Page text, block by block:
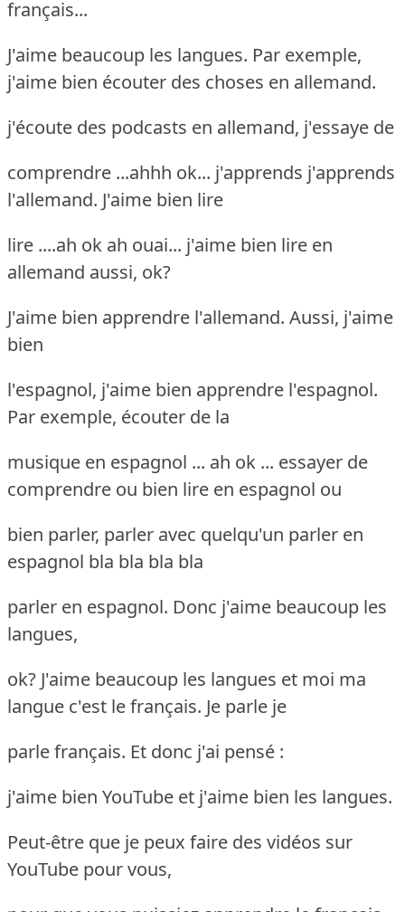
français...
J'aime beaucoup les langues. Par exemple,
j'aime bien écouter des choses en allemand.
j'écoute des podcasts en allemand, j'essaye de
comprendre ...ahhh ok... j'apprends j'apprends
l'allemand. J'aime bien lire
lire ....ah ok ah ouai... j'aime bien lire en
allemand aussi, ok?
J'aime bien apprendre l'allemand. Aussi, j'aime
bien
l'espagnol, j'aime bien apprendre l'espagnol.
Par exemple, écouter de la
musique en espagnol ... ah ok ... essayer de
comprendre ou bien lire en espagnol ou
bien parler, parler avec quelqu'un parler en
espagnol bla bla bla bla
parler en espagnol. Donc j'aime beaucoup les
langues,
ok? J'aime beaucoup les langues et moi ma
langue c'est le français. Je parle je
parle français. Et donc j'ai pensé :
j'aime bien YouTube et j'aime bien les langues.
Peut-être que je peux faire des vidéos sur
YouTube pour vous,